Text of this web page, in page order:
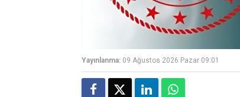
Yayınlanma: 09 Ağustos 2026 Pazar 09:01